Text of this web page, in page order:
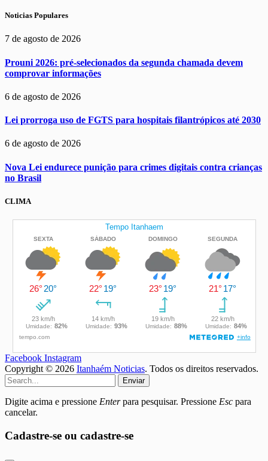
Noticias Populares
7 de agosto de 2026
Prouni 2026: pré-selecionados da segunda chamada devem
comprovar informações
6 de agosto de 2026
Lei prorroga uso de FGTS para hospitais filantrópicos até 2030
6 de agosto de 2026
Nova Lei endurece punição para crimes digitais contra crianças
no Brasil
CLIMA
Facebook Instagram
Copyright © 2026 Itanhaém Noticias. Todos os direitos reservados.
Enviar
Digite acima e pressione Enterpara pesquisar. Pressione Esc para
cancelar.
Cadastre-se ou cadastre-se